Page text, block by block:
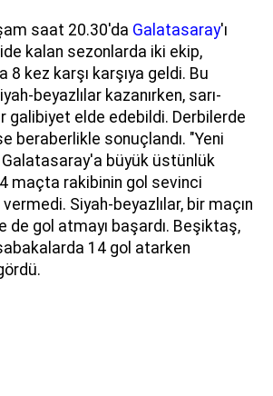
saat 20.30'da Galatasaray'ı
kalan sezonlarda iki ekip,
8 kez karşı karşıya geldi. Bu
beyazlılar kazanırken, sarı-
galibiyet elde edebildi. Derbilerde
beraberlikle sonuçlandı. "Yeni
büyük üstünlük
maçta rakibinin gol sevinci
Siyah-beyazlılar, bir maçın
de gol atmayı başardı. Beşiktaş,
14 gol atarken